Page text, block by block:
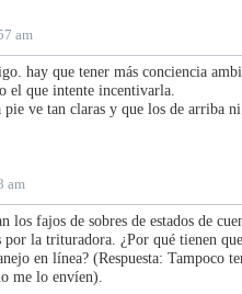
am
hay que tener más conciencia
el que intente incentivarla.
pie ve tan claras y que los de arriba
am
los fajos de sobres de estados de
por la trituradora. ¿Por qué tienen
en línea? (Respuesta: Tampoco
me lo envíen).